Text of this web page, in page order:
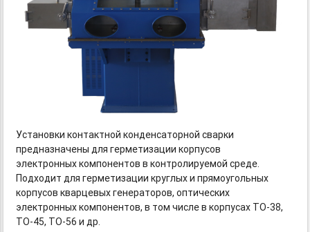
Установки контактной конденсаторной сварки
предназначены для герметизации корпусов
электронных компонентов в контролируемой среде.
Подходит для герметизации круглых и прямоугольных
корпусов кварцевых генераторов, оптических
электронных компонентов, в том числе в корпусах TO-38,
TO-45, TO-56 и др.